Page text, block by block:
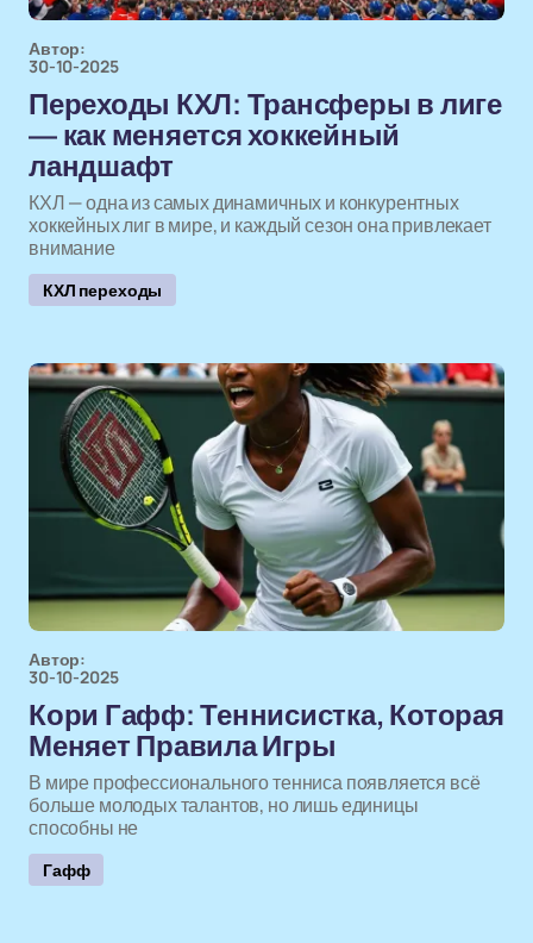
Автор:
30-10-2025
Переходы КХЛ: Трансферы в лиге
— как меняется хоккейный
ландшафт
КХЛ — одна из самых динамичных и конкурентных
хоккейных лиг в мире, и каждый сезон она привлекает
внимание
КХЛ переходы
Автор:
30-10-2025
Кори Гафф: Теннисистка, Которая
Меняет Правила Игры
В мире профессионального тенниса появляется всё
больше молодых талантов, но лишь единицы
способны не
Гафф